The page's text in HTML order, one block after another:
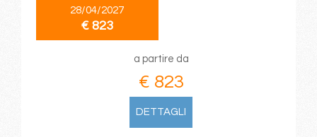
28/04/2027
€ 823
a partire da
€ 823
DETTAGLI